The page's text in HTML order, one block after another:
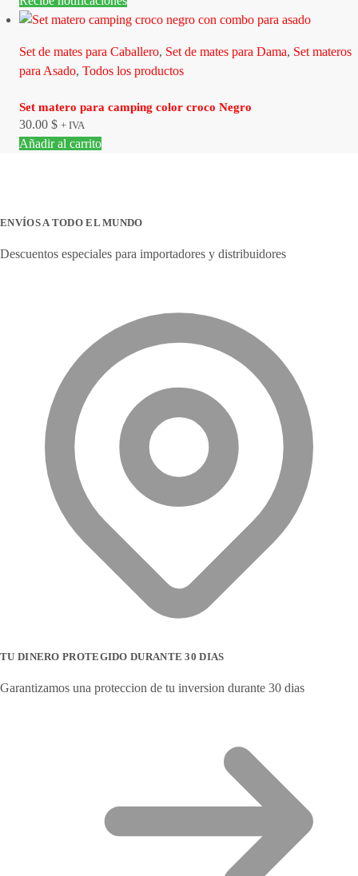
Set de mates para Caballero, Set de mates para Dama, Set materos
para Asado, Todos los productos
Set matero para camping color croco Negro
30.00 $ + IVA
Añadir al carrito
ENVÍOS A TODO EL MUNDO
Descuentos especiales para importadores y distribuidores
TU DINERO PROTEGIDO DURANTE 30 DIAS
Garantizamos una proteccion de tu inversion durante 30 dias